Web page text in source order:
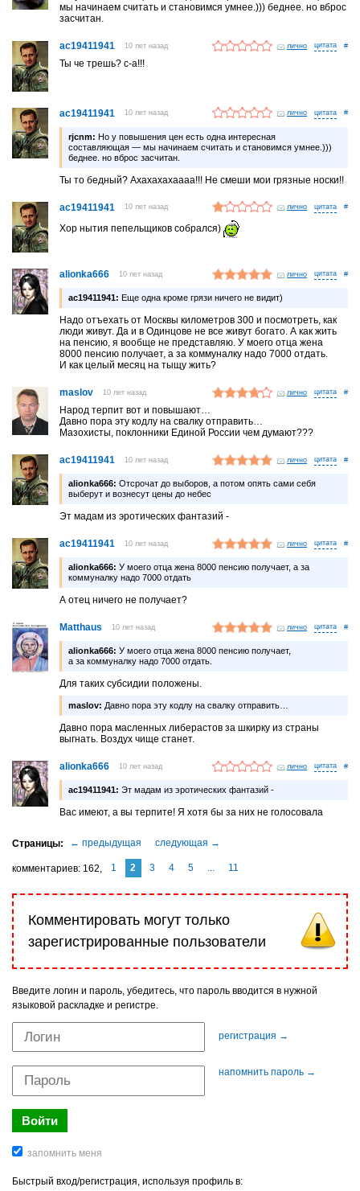
мы начинаем считать и становимся умнее.))) беднее. но вброс
засчитан.
ac19411941 10 лет назад лично #
Ты че трешь? с-а!!!
ac19411941 10 лет назад лично #
rjcnm: Но у повышения цен есть одна интересная
составляющая — мы начинаем считать и становимся умнее.)))
беднее. но вброс засчитан.
Ты то бедный? Ахахахахаааа!!! Не смеши мои грязные носки!!
ac19411941 10 лет назад лично #
Хор нытия пепельщиков собрался)
alionka666 10 лет назад лично #
ac19411941: Еще одна кроме грязи ничего не видит)
Надо отъехать от Москвы километров 300 и посмотреть, как
люди живут. Да и в Одинцове не все живут богато. А как жить
на пенсию, я вообще не представляю. У моего отца жена
8000 пенсию получает, а за коммуналку надо 7000 отдать.
И как целый месяц на тыщу жить?
maslov 10 лет назад лично #
Народ терпит вот и повышают…
Давно пора эту кодлу на свалку отправить…
Мазохисты, поклонники Единой России чем думают???
ac19411941 10 лет назад лично #
alionka666: Отсрочат до выборов, а потом опять сами себя
выберут и вознесут цены до небес
Эт мадам из эротических фантазий -
ac19411941 10 лет назад лично #
alionka666: У моего отца жена 8000 пенсию получает, а за
коммуналку надо 7000 отдать
А отец ничего не получает?
Matthaus 10 лет назад лично #
alionka666: У моего отца жена 8000 пенсию получает,
а за коммуналку надо 7000 отдать.
Для таких субсидии положены.
maslov: Давно пора эту кодлу на свалку отправить…
Давно пора масленных либерастов за шкирку из страны
выгнать. Воздух чище станет.
alionka666 10 лет назад лично #
ac19411941: Эт мадам из эротических фантазий -
Вас имеют, а вы терпите! Я хотя бы за них не голосовала
комментариев 162 1 2 3 4 5 ... 11
Комментировать могут только
зарегистрированные пользователи
Введите логин и пароль, убедитесь, что пароль вводится в нужной
языковой раскладке и регистре.
регистрация →
напомнить пароль →
Быстрый вход/регистрация, используя профиль в: